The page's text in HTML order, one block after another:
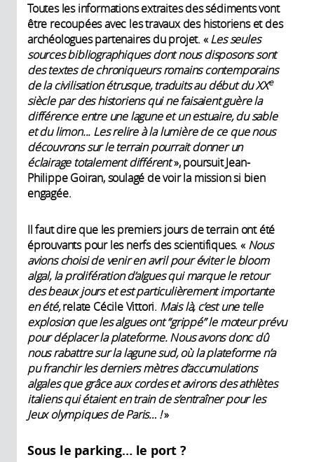
Toutes les informations extraites des sédiments vont
être recoupées avec les travaux des historiens et des
archéologues partenaires du projet. «Les seules
sources bibliographiques dont nous disposons sont
des textes de chroniqueurs romains contemporains
de la civilisation étrusque, traduits au début du XXe
siècle par des historiens qui ne faisaient guère la
différence entre une lagune et un estuaire, du sable
et du limon... Les relire à la lumière de ce que nous
découvrons sur le terrain pourrait donner un
éclairage totalement différent», poursuit Jean-
Philippe Goiran, soulagé de voir la mission si bien
engagée.
Il faut dire que les premiers jours de terrain ont été
éprouvants pour les nerfs des scientifiques. « Nous
avions choisi de venir en avril pour éviter le bloom
algal, la prolifération d’algues qui marque le retour
des beaux jours et est particulièrement importante
en été,relate Cécile Vittori. Mais là, c’est une telle
explosion que les algues ont “grippé” le moteur prévu
pour déplacer la plateforme. Nous avons donc dû
nous rabattre sur la lagune sud, où la plateforme n’a
pu franchir les derniers mètres d’accumulations
algales que grâce aux cordes et avirons des athlètes
italiens qui étaient en train de s’entraîner pour les
Jeux olympiques de Paris… !»
Sous le parking… le port ?